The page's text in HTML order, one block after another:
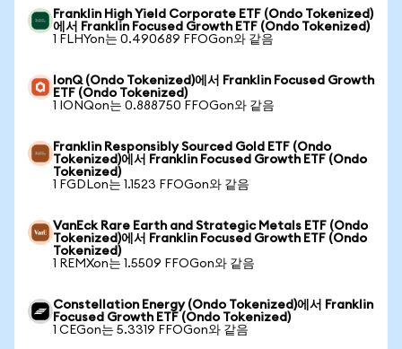
Franklin High Yield Corporate ETF (Ondo Tokenized)
에서 Franklin Focused Growth ETF (Ondo Tokenized)
1 FLHYon는 0.490689 FFOGon와 같음
IonQ (Ondo Tokenized)에서 Franklin Focused Growth
ETF (Ondo Tokenized)
1 IONQon는 0.888750 FFOGon와 같음
Franklin Responsibly Sourced Gold ETF (Ondo
Tokenized)에서 Franklin Focused Growth ETF (Ondo
Tokenized)
1 FGDLon는 1.1523 FFOGon와 같음
VanEck Rare Earth and Strategic Metals ETF (Ondo
Tokenized)에서 Franklin Focused Growth ETF (Ondo
Tokenized)
1 REMXon는 1.5509 FFOGon와 같음
Constellation Energy (Ondo Tokenized)에서 Franklin
Focused Growth ETF (Ondo Tokenized)
1 CEGon는 5.3319 FFOGon와 같음